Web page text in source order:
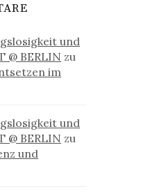
und
@ BERLIN zu
im
und
@ BERLIN zu
und